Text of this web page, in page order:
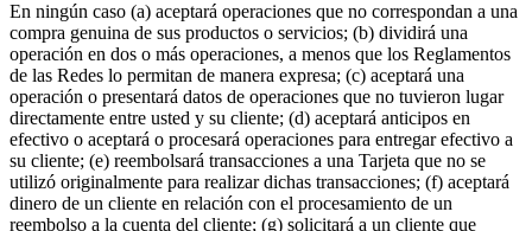
En ningún caso (a) aceptará operaciones que no correspondan a una
compra genuina de sus productos o servicios; (b) dividirá una
operación en dos o más operaciones, a menos que los Reglamentos
de las Redes lo permitan de manera expresa; (c) aceptará una
operación o presentará datos de operaciones que no tuvieron lugar
directamente entre usted y su cliente; (d) aceptará anticipos en
efectivo o aceptará o procesará operaciones para entregar efectivo a
su cliente; (e) reembolsará transacciones a una Tarjeta que no se
utilizó originalmente para realizar dichas transacciones; (f) aceptará
dinero de un cliente en relación con el procesamiento de un
reembolso a la cuenta del cliente; (g) solicitará a un cliente que